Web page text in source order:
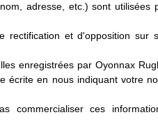
adresse, etc.) sont utilisées
rectification et d'opposition sur
enregistrées par Oyonnax
écrite en nous indiquant votre
commercialiser ces